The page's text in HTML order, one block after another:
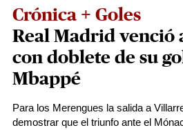
Crónica + Goles
Real Madrid venció
con doblete de su
Mbappé
Para los Merengues la salida a
demostrar que el triunfo ante el